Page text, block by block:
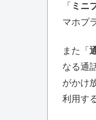
「 ミニ
マホプ
また「
なる通
がかけ
利用す